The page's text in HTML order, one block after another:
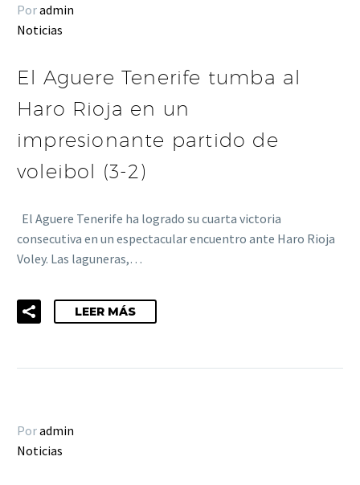
Poradmin
Noticias
El Aguere Tenerife tumba al
Haro Rioja en un
impresionante partido de
voleibol (3-2)
El Aguere Tenerife ha logrado su cuarta victoria
consecutiva en un espectacular encuentro ante Haro Rioja
Voley. Las laguneras,…
LEER MÁS
Poradmin
Noticias